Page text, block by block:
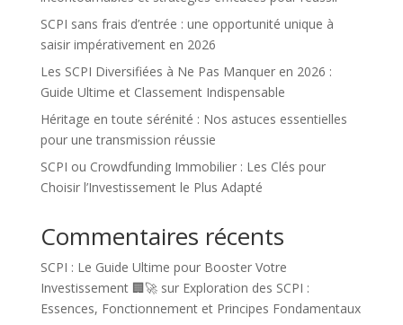
SCPI sans frais d’entrée : une opportunité unique à
saisir impérativement en 2026
Les SCPI Diversifiées à Ne Pas Manquer en 2026 :
Guide Ultime et Classement Indispensable
Héritage en toute sérénité : Nos astuces essentielles
pour une transmission réussie
SCPI ou Crowdfunding Immobilier : Les Clés pour
Choisir l’Investissement le Plus Adapté
Commentaires récents
SCPI : Le Guide Ultime pour Booster Votre
Investissement 🏢🚀sur Exploration des SCPI :
Essences, Fonctionnement et Principes Fondamentaux